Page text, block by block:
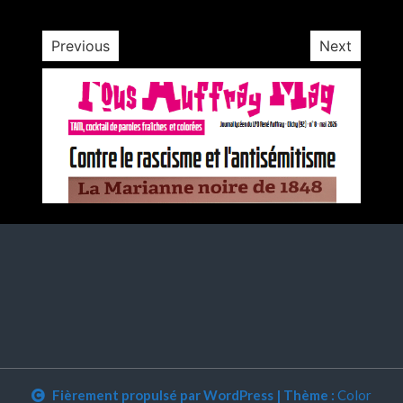
Previous Next
Fièrement propulsé par WordPress | Thème : Color